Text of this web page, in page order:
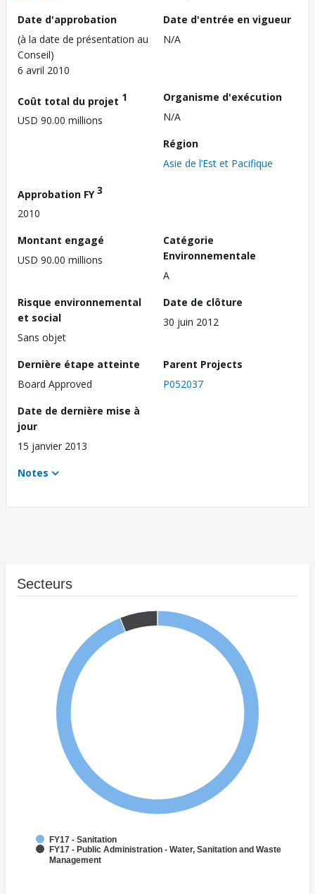
Date d'approbation
(à la date de présentation au
Conseil)
6 avril 2010
Date d'entrée en vigueur
N/A
Coût total du projet 1
USD 90.00 millions
Organisme d'exécution
N/A
Région
Asie de l’Est et Pacifique
Approbation FY3
2010
Montant engagé
USD 90.00 millions
Catégorie
Environnementale
A
Risque environnemental
et social
Sans objet
Date de clôture
30 juin 2012
Dernière étape atteinte
Board Approved
Parent Projects
P052037
Date de dernière mise à
jour
15 janvier 2013
Notes
Secteurs
FY17 - Sanitation
FY17 - Public Administration - Water, Sanitation and Waste
Management